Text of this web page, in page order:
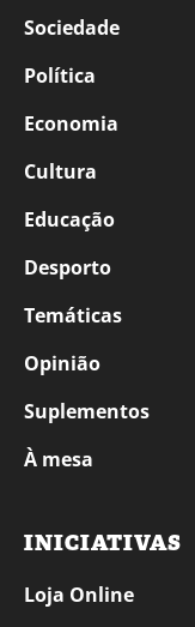
Sociedade
Política
Economia
Cultura
Educação
Desporto
Temáticas
Opinião
Suplementos
À mesa
INICIATIVAS
Loja Online